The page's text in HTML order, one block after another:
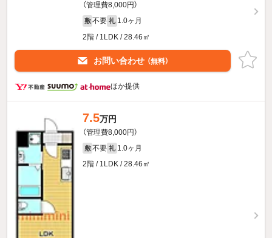
（管理費8,000円）
敷 不要 礼 1.0ヶ月
2階 / 1LDK / 28.46㎡
お問い合わせ （無料）
ほか提供
7.5万円
（管理費8,000円）
敷 不要 礼 1.0ヶ月
2階 / 1LDK / 28.46㎡